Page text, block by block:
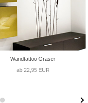
Wandtattoo Gräser
ab 22,95 EUR